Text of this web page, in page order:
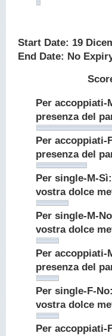
Start Date: 19
End Date: No
Per accoppiati-
presenza del
Per accoppiati-
presenza del
Per single-M-
vostra dolce
Per single-M-
vostra dolce
Per accoppiati-
presenza del
Per single-F-
vostra dolce
Per accoppiati-